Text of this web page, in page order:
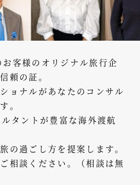
客様のオリジナル旅行企
頼の証。
ョナルがあなたのコンサル
。
タントが豊富な海外渡航
の過ごし方を提案します。
相談ください。（相談は無